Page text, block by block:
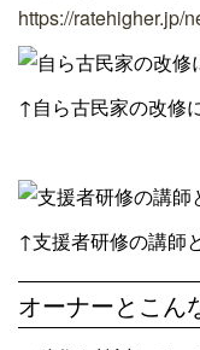
https://ratehigher.jp/
↑自ら古民家の改修
↑支援者研修の講師
オーナーとこん